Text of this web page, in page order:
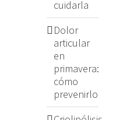
cuidarla
Dolor
articular
en
primavera:
cómo
prevenirlo